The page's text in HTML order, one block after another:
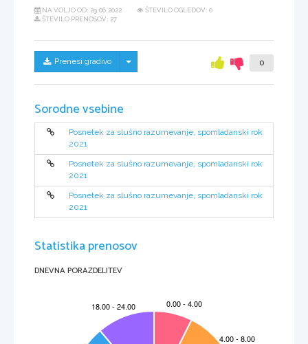
NA VOLJO OD: 29.06.2022
ŠTEVILO OGLEDOV: 0
ŠTEVILO PRENOSOV: 27
Prenesi gradivo Skrij/prikaži meni 0
Sorodne vsebine
Posnetek za slušno razumevanje, spomladanski rok
2021
Posnetek za slušno razumevanje, spomladanski rok
2021
Posnetek za slušno razumevanje, spomladanski rok
2021
Statistika prenosov
DNEVNA PORAZDELITEV